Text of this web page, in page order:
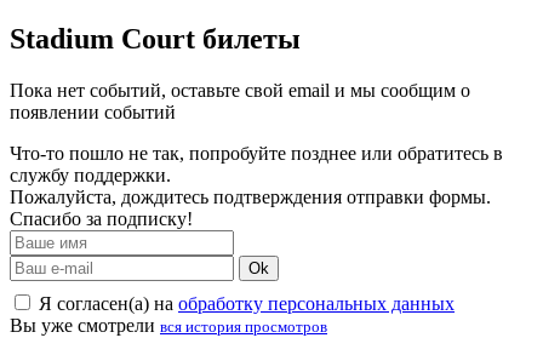
Stadium Court билеты
Пока нет событий, оставьте свой email и мы сообщим о
появлении событий
Что-то пошло не так, попробуйте позднее или обратитесь в
службу поддержки.
Пожалуйста, дождитесь подтверждения отправки формы.
Спасибо за подписку!
Ok
Я согласен(а) на обработку персональных данных
Вы уже смотрели вся история просмотров